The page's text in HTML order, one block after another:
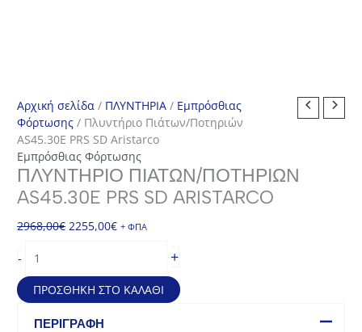
Αρχική σελίδα / ΠΛΥΝΤΗΡΙΑ / Εμπρόσθιας
Φόρτωσης / Πλυντήριο Πιάτων/Ποτηριών
AS45.30E PRS SD Aristarco
Εμπρόσθιας Φόρτωσης
ΠΛΥΝΤΉΡΙΟ ΠΙΆΤΩΝ/ΠΟΤΗΡΙΏΝ
AS45.30E PRS SD ARISTARCO
2968,00€ Original
2968,00€.
2255,00€Η
είναι:
2255,00€.
+ ΦΠΑ
-
Πιάτων/
Ποτηριών
AS45.30E
PRS
+
ΠΡΟΣΘΉΚΗ ΣΤΟ ΚΑΛΆΘΙ
ΠΕΡΙΓΡΑΦΉ